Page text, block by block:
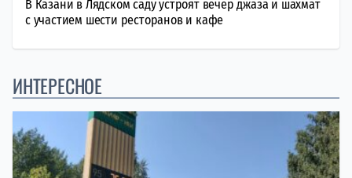
В Казани в Лядском саду устроят вечер джаза и шахмат
с участием шести ресторанов и кафе
ИНТЕРЕСНОЕ